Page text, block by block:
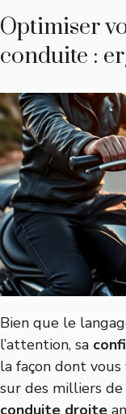
Optimiser
conduite :
Bien que le
l’attention, sa
la façon dont vous
sur des milliers